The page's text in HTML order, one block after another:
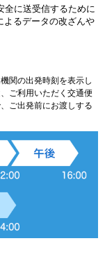
全に送受信するために
よるデータの改ざんや
関の出発時刻を表示し
ご利用いただく交通便
ご出発前にお渡しする